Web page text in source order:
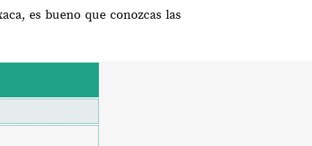
es bueno que conozcas las